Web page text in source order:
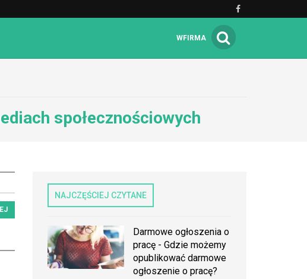
WFIRMA
społecznościowych
NAJCZĘŚCIEJ CZYTANE
Darmowe ogłoszenia o
pracę - Gdzie możemy
opublikować darmowe
ogłoszenie o pracę?